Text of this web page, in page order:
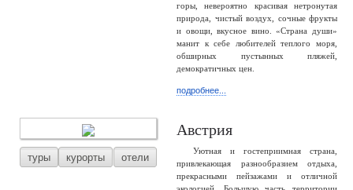
горы, невероятно красивая нетронутая
природа, чистый воздух, сочные фрукты
и овощи, вкусное вино. «Страна души»
манит к себе любителей теплого моря,
обширных пустынных пляжей,
демократичных цен.
подробнее...
туры курорты отели
Австрия
Уютная и гостеприимная страна,
привлекающая разнообразием отдыха,
прекрасными пейзажами и отличной